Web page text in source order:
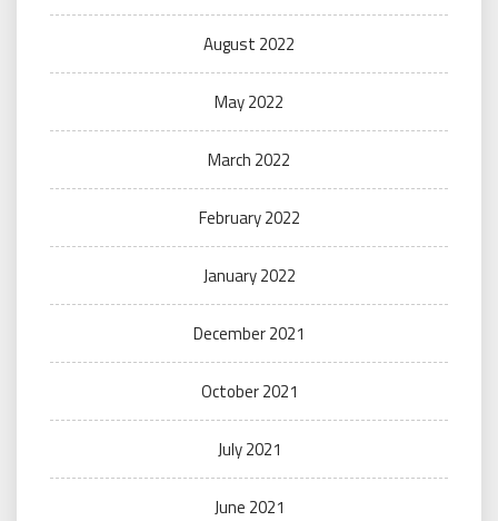
August 2022
May 2022
March 2022
February 2022
January 2022
December 2021
October 2021
July 2021
June 2021